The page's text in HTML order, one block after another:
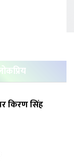
किरण सिंह